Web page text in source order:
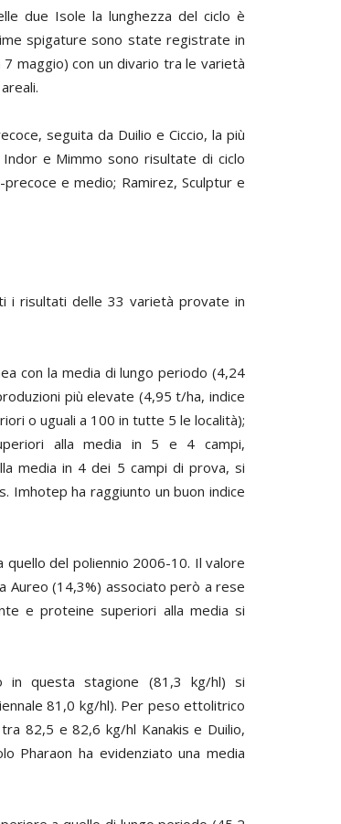
due Isole la lunghezza del ciclo è
spigature sono state registrate in
maggio) con un divario tra le varietà
seguita da Duilio e Ciccio, la più
e Mimmo sono risultate di ciclo
e medio; Ramirez, Sculptur e
i risultati delle 33 varietà provate in
con la media di lungo periodo (4,24
più elevate (4,95 t/ha, indice
o uguali a 100 in tutte 5 le località);
alla media in 5 e 4 campi,
media in 4 dei 5 campi di prova, si
Imhotep ha raggiunto un buon indice
del poliennio 2006-10. Il valore
Aureo (14,3%) associato però a rese
e proteine superiori alla media si
in questa stagione (81,3 kg/hl) si
81,0 kg/hl). Per peso ettolitrico
82,5 e 82,6 kg/hl Kanakis e Duilio,
Pharaon ha evidenziato una media